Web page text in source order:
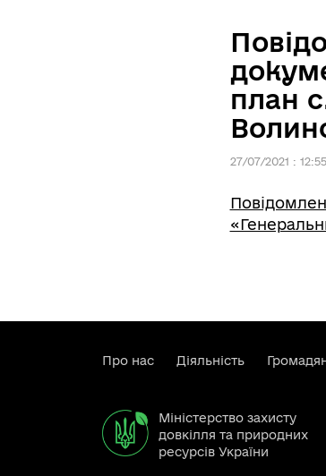
план
27/07/2021 : 12:55
Про нас Діяльність
Міністерство захисту
довкілля та природних
ресурсів України